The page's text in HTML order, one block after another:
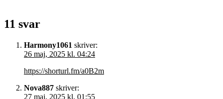
11 svar
Harmony1061 skriver:
26 maj, 2025 kl. 04:24
https://shorturl.fm/a0B2m
Nova887 skriver:
27 maj, 2025 kl. 01:55